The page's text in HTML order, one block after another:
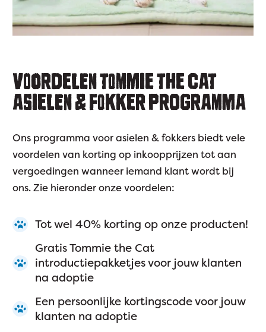
VOORDELEN TOMMIE THE CAT
ASIELEN & FOKKER PROGRAMMA
Ons programma voor asielen & fokkers biedt vele
voordelen van korting op inkoopprijzen tot aan
vergoedingen wanneer iemand klant wordt bij
ons. Zie hieronder onze voordelen:
Tot wel 40% korting op onze producten!
Gratis Tommie the Cat
introductiepakketjes voor jouw klanten
na adoptie
Een persoonlijke kortingscode voor jouw
klanten na adoptie